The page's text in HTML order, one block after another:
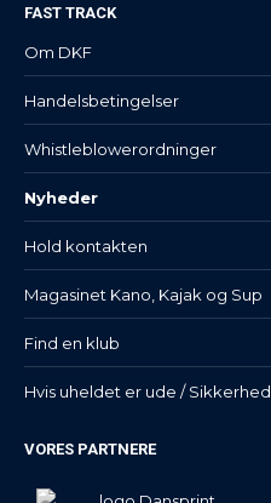
FAST TRACK
Om DKF
Handelsbetingelser
Whistleblowerordninger
Nyheder
Hold kontakten
Magasinet Kano, Kajak og Sup
Find en klub
Hvis uheldet er ude / Sikkerhed
VORES PARTNERE